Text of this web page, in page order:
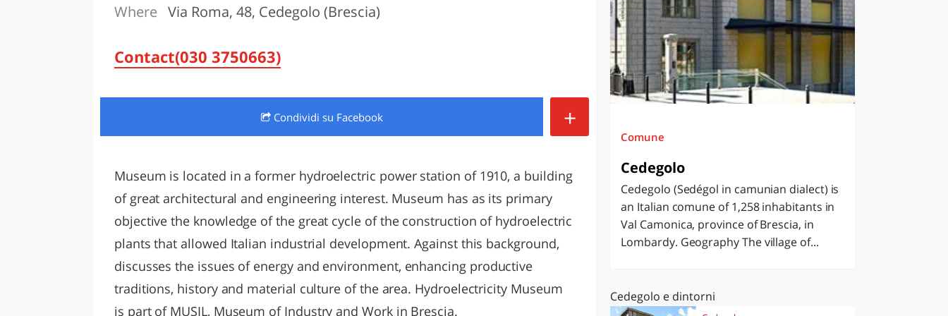
LAZIO
Where Via Roma, 48, Cedegolo (Brescia)
Contact(030 3750663)
Condividi su Facebook +
Museum is located in a former hydroelectric power station of 1910, a building
of great architectural and engineering interest. Museum has as its primary
objective the knowledge of the great cycle of the construction of hydroelectric
plants that allowed Italian industrial development. Against this background,
discusses the issues of energy and environment, enhancing productive
traditions, history and material culture of the area. Hydroelectricity Museum
is part of MUSIL, Museum of Industry and Work in Brescia.
Comune
Cedegolo
Cedegolo (Sedégol in camunian dialect) is
an Italian comune of 1,258 inhabitants in
Val Camonica, province of Brescia, in
Lombardy. Geography The village of...
Cedegolo e dintorni